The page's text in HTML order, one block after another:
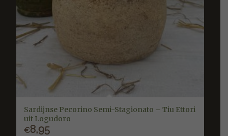
Sardijnse Pecorino Semi-Stagionato – Tiu Ettori
uit Logudoro
€8,95